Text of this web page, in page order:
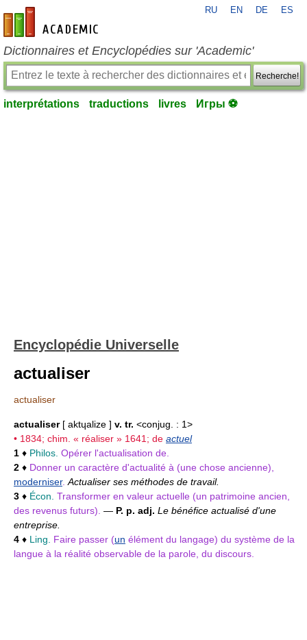
fr-academic.com
RU EN DE ES
Dictionnaires et Encyclopédies sur 'Academic'
Recherche!
interprétations traductions livres Игры ⚽
Encyclopédie Universelle
actualiser
actualiser
actualiser[ aktɥalize ] v. tr. <conjug. : 1>
• 1834; chim. « réaliser » 1641; de actuel
1 ♦ Philos. Opérer l'actualisation de.
2 ♦ Donner un caractère d'actualité à (une chose ancienne),
moderniser. Actualiser ses méthodes de travail.
3 ♦ Écon. Transformer en valeur actuelle (un patrimoine ancien,
des revenus futurs). — P. p. adj. Le bénéfice actualisé d'une
entreprise.
4 ♦ Ling. Faire passer (un élément du langage) du système de la
langue à la réalité observable de la parole, du discours.